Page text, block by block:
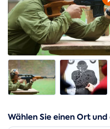
Wählen Sie einen Ort